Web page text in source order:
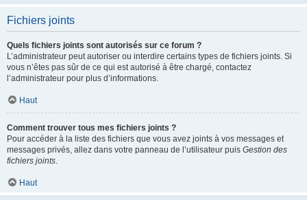
Fichiers joints
Quels fichiers joints sont autorisés sur ce forum ?
L’administrateur peut autoriser ou interdire certains types de fichiers joints. Si
vous n’êtes pas sûr de ce qui est autorisé à être chargé, contactez
l’administrateur pour plus d’informations.
Haut
Comment trouver tous mes fichiers joints ?
Pour accéder à la liste des fichiers que vous avez joints à vos messages et
messages privés, allez dans votre panneau de l’utilisateur puis Gestion des
fichiers joints.
Haut